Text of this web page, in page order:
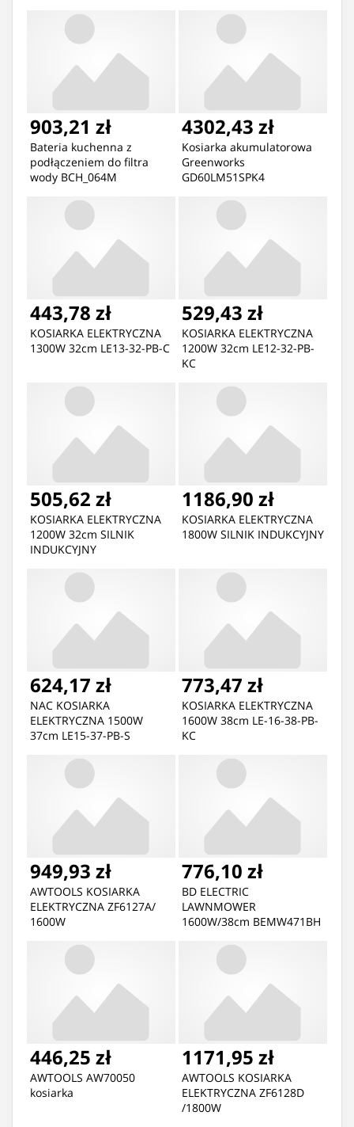
903,21 zł
Bateria kuchenna z
podłączeniem do filtra
wody BCH_064M
4302,43 zł
Kosiarka akumulatorowa
Greenworks
GD60LM51SPK4
443,78 zł
KOSIARKA ELEKTRYCZNA
1300W 32cm LE13-32-PB-C
529,43 zł
KOSIARKA ELEKTRYCZNA
1200W 32cm LE12-32-PB-
KC
505,62 zł
KOSIARKA ELEKTRYCZNA
1200W 32cm SILNIK
INDUKCYJNY
1186,90 zł
KOSIARKA ELEKTRYCZNA
1800W SILNIK INDUKCYJNY
624,17 zł
NAC KOSIARKA
ELEKTRYCZNA 1500W
37cm LE15-37-PB-S
773,47 zł
KOSIARKA ELEKTRYCZNA
1600W 38cm LE-16-38-PB-
KC
949,93 zł
AWTOOLS KOSIARKA
ELEKTRYCZNA ZF6127A/
1600W
776,10 zł
BD ELECTRIC
LAWNMOWER
1600W/38cm BEMW471BH
446,25 zł
AWTOOLS AW70050
kosiarka
1171,95 zł
AWTOOLS KOSIARKA
ELEKTRYCZNA ZF6128D
/1800W